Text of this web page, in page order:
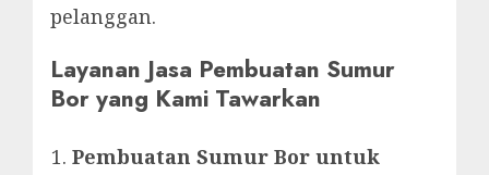
pelanggan.
Layanan Jasa Pembuatan Sumur
Bor yang Kami Tawarkan
Pembuatan Sumur Bor untuk